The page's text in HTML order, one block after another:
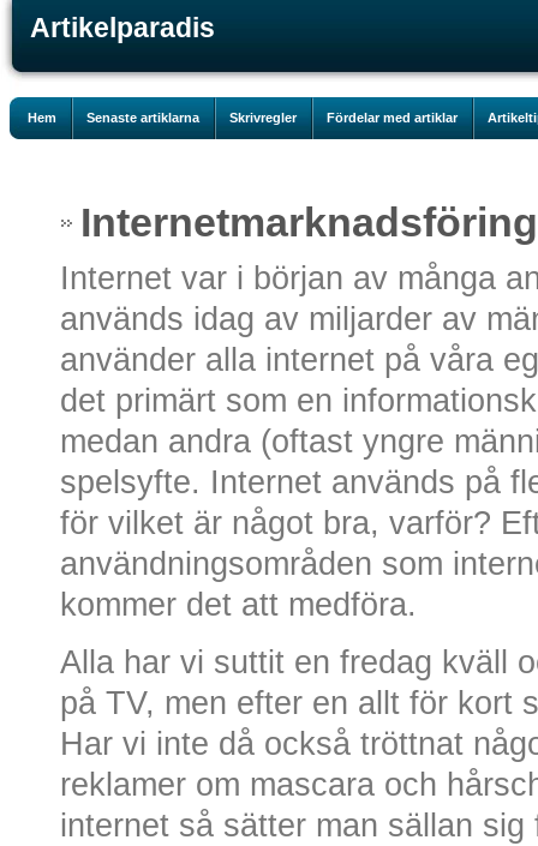
Artikelparadis
Hem Senaste artiklarna Skrivregler Fördelar med artiklar
Internet var i början av många
används idag av miljarder av
använder alla internet på våra
det primärt som en
medan andra (oftast yngre
spelsyfte. Internet används på
för vilket är något bra, varför?
användningsområden som
kommer det att medföra.
Alla har vi suttit en fredag kväll
på TV, men efter en allt för kort
Har vi inte då också tröttnat
reklamer om mascara och
internet så sätter man sällan